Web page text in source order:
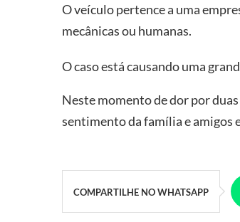
O veículo pertence a uma
mecânicas ou humanas.
O caso está causando uma
Neste momento de dor por
sentimento da família e amigos
COMPARTILHE NO WHATSAPP